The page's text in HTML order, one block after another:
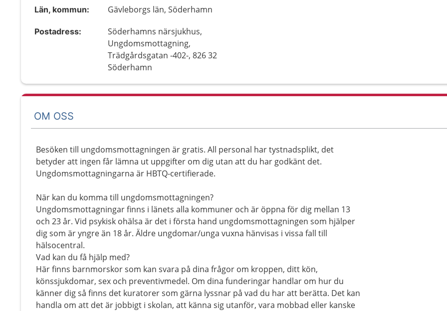
Län, kommun: Gävleborgs län, Söderhamn
Postadress:
Söderhamns närsjukhus,
Ungdomsmottagning,
Trädgårdsgatan -402-, 826 32
Söderhamn
OM OSS
Besöken till ungdomsmottagningen är gratis. All personal har tystnadsplikt, det
betyder att ingen får lämna ut uppgifter om dig utan att du har godkänt det.
Ungdomsmottagningarna är HBTQ-certifierade.
När kan du komma till ungdomsmottagningen?
Ungdomsmottagningar finns i länets alla kommuner och är öppna för dig mellan 13
och 23 år. Vid psykisk ohälsa är det i första hand ungdomsmottagningen som hjälper
dig som är yngre än 18 år. Äldre ungdomar/unga vuxna hänvisas i vissa fall till
hälsocentral.
Vad kan du få hjälp med?
Här finns barnmorskor som kan svara på dina frågor om kroppen, ditt kön,
könssjukdomar, sex och preventivmedel. Om dina funderingar handlar om hur du
känner dig så finns det kuratorer som gärna lyssnar på vad du har att berätta. Det kan
handla om att det är jobbigt i skolan, att känna sig utanför, vara mobbad eller kanske